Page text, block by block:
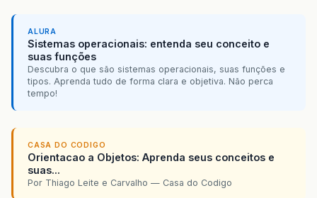
ALURA
Sistemas operacionais: entenda seu conceito e
suas funções
Descubra o que são sistemas operacionais, suas funções e
tipos. Aprenda tudo de forma clara e objetiva. Não perca
tempo!
CASA DO CODIGO
Orientacao a Objetos: Aprenda seus conceitos e
suas...
Por Thiago Leite e Carvalho — Casa do Codigo